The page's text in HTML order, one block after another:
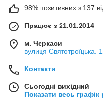
98% позитивних з 137
Працює з 21.01.2014
м. Черкаси
вулиця Святотроїцька,
Контакти
Сьогодні вихідний
Показати весь графік